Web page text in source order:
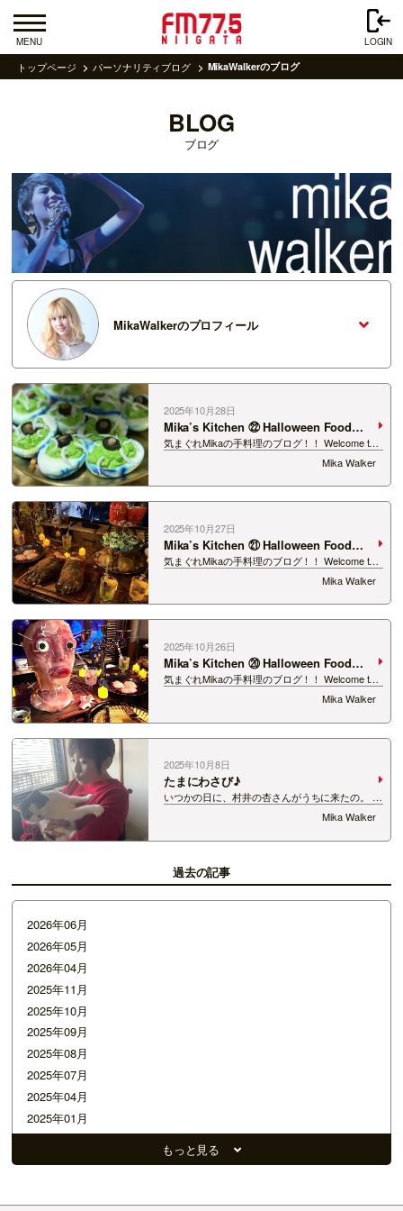
MENU LOGIN
トップページ パーソナリティブログ MikaWalkerのブログ
BLOG
ブログ
MikaWalkerのプロフィール
2025年10月28日
Mika’s Kitchen ㉒ Halloween Food
Ideas
気まぐれMikaの手料理のブログ！！ Welcome to
Mika’s Kitchen！ 何かの時にアイデアになれたら
いいなぁ！ 今回はハロウィンパーティーにぴっ
たりな キモイごはんシリーズ第三弾！ &n…
Mika Walker
2025年10月27日
Mika’s Kitchen ㉑ Halloween Food
Ideas
気まぐれMikaの手料理のブログ！！ Welcome to
Mika’s Kitchen！ 何かの時にアイデアになれたら
いいなぁ！ 今回はハロウィンパーティーにぴっ
たりな キモイごはんシリーズ第二弾！ &n…
Mika Walker
2025年10月26日
Mika’s Kitchen ⑳ Halloween Food
Ideas
気まぐれMikaの手料理のブログ！！ Welcome to
Mika’s Kitchen！ 何かの時にアイデアになれたら
いいなぁ！ 今回はハロウィンパーティーにぴっ
たりな キモイごはんシリーズ第一弾！ &n…
Mika Walker
2025年10月8日
たまにわさび♪
いつかの日に、村井の杏さんがうちに来たの。 わ
さびと初対面！ 最初は嫌がったけど、、、、
おや。そんな悪くない？ちゅ～まで！！ ママ嫉妬
しちゃうぞ！ そして、お客さ…
Mika Walker
過去の記事
2026年06月
2026年05月
2026年04月
2025年11月
2025年10月
2025年09月
2025年08月
2025年07月
2025年04月
2025年01月
2024年12月
2024年08月
もっと見る